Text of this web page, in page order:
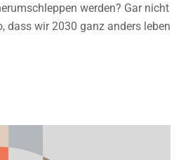
werden? Gar nicht
dass wir 2030 ganz anders leben